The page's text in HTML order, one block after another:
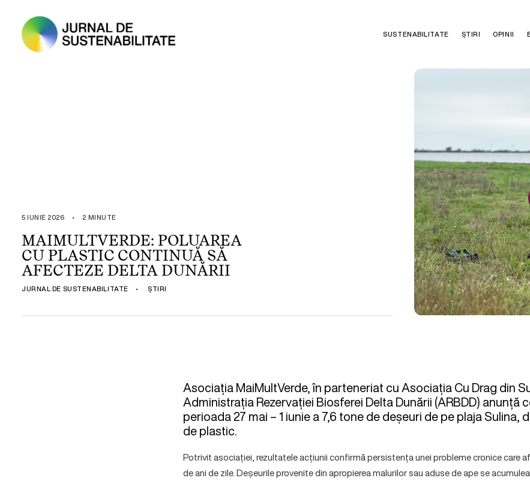
SUSTENABILITATE ȘTIRI OPINII
5 IUNIE 2026 • 2 MINUTE
MAIMULTVERDE: POLUAREA
CU PLASTIC CONTINUĂ SĂ
AFECTEZE DELTA DUNĂRII
JURNAL DE SUSTENABILITATE • ȘTIRI
Asociația MaiMultVerde, în parteneriat cu Asociația Cu Drag din
Administrația Rezervației Biosferei Delta Dunării (ARBDD) anunță
perioada 27 mai – 1 iunie a 7,6 tone de deșeuri de pe plaja Sulina,
de plastic.
Potrivit asociației, rezultatele acțiunii confirmă persistența unei probleme cronice care
de ani de zile. Deșeurile provenite din apropierea malurilor sau aduse de ape se